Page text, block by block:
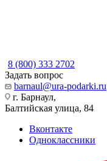
8 (800) 333 2702
Задать вопрос
barnaul@ura-podarki.ru
г. Барнаул,
Балтийская улица, 84
Вконтакте
Одноклассники